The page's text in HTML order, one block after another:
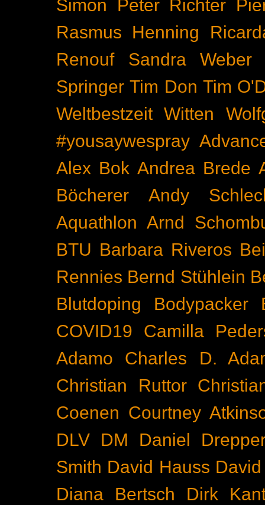
Simon Peter Richter
Rasmus Henning
Renouf
Sandra Weber
Springer Tim Don Tim
Weltbestzeit Witten
#yousaywespray
Alex Bok Andrea Brede
Böcherer
Andy
Aquathlon Arnd
BTU Barbara Riveros
Rennies Bernd Stühlein
Blutdoping
Bodypacker
COVID19
Camilla
Adamo
Charles D.
Christian Ruttor
Coenen Courtney
DLV
DM
Daniel
Smith David Hauss
Diana Bertsch
Dirk